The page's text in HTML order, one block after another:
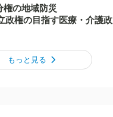
権の地域防災
政権の目指す医療・介護政
もっと見る